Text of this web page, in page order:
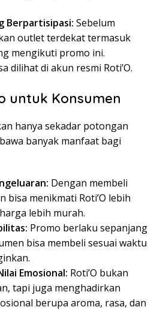
Berpartisipasi: Sebelum
outlet terdekat termasuk
mengikuti promo ini.
dilihat di akun resmi Roti’O.
untuk Konsumen
hanya sekadar potongan
banyak manfaat bagi
Dengan membeli
bisa menikmati Roti’O lebih
lebih murah.
Promo berlaku sepanjang
bisa membeli sesuai waktu
Emosional: Roti’O bukan
tapi juga menghadirkan
berupa aroma, rasa, dan